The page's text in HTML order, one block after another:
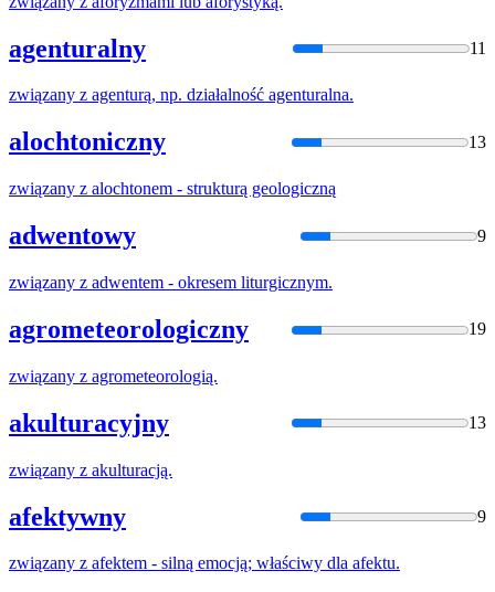
agenturalny 11
związany z agenturą, np. działalność agenturalna.
alochtoniczny 13
związany z alochtonem - strukturą geologiczną
adwentowy 9
związany z adwentem - okresem liturgicznym.
agrometeorologiczny 19
związany z agrometeorologią.
akulturacyjny 13
związany z akulturacją.
afektywny 9
związany z afektem - silną emocją; właściwy dla afektu.